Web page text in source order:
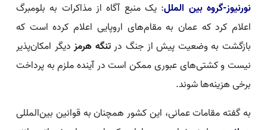
نورنیوز-گروه بین الملل: یک منبع آگاه از مذاکرات به بلومبرگ
اعلام کرد که عمان به مقام‌های اروپایی اعلام کرده است که
بازگشت به وضعیت پیش از جنگ درتنگه هرمزدیگر امکان‌پذیر
نیست و کشتی‌های عبوری ممکن است در آینده ملزم به پرداخت
برخی هزینه‌ها شوند.
به گفته مقامات عمانی، این کشور همچنان به قوانین بین‌المللی